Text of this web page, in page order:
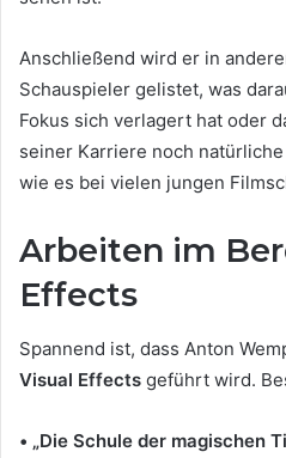
Anschließend wird er in
Schauspieler gelistet, was
Fokus sich verlagert hat oder
seiner Karriere noch
wie es bei vielen jungen
Arbeiten im
Effects
Spannend ist, dass Anton
Visual Effects geführt wird.
• „Die Schule der magischen